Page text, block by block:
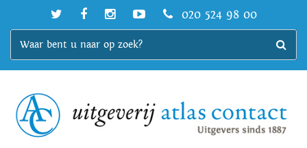
020 524 98 00